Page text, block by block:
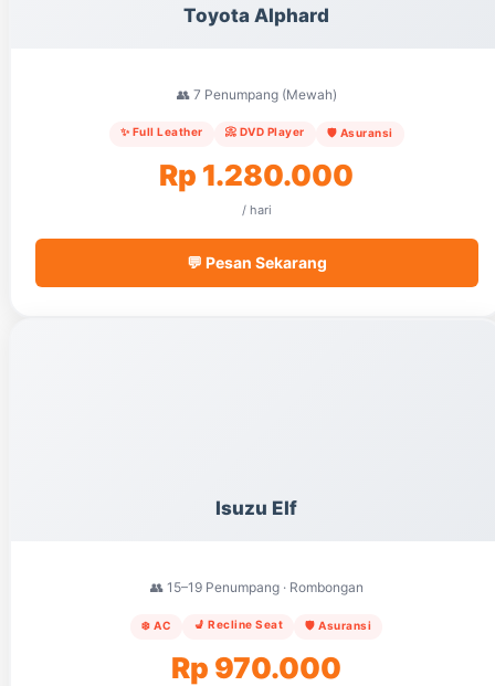
Toyota Alphard
👥 7 Penumpang (Mewah)
✨ Full Leather 📀 DVD Player 🛡️ Asuransi
Rp 1.280.000
/ hari
💬 Pesan Sekarang
Isuzu Elf
👥 15–19 Penumpang · Rombongan
❄️ AC 💺 Recline Seat 🛡️ Asuransi
Rp 970.000